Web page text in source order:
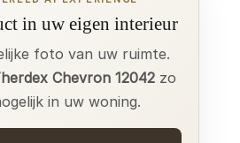
in uw eigen interieur
foto van uw ruimte.
Chevron 12042 zo
in uw woning.